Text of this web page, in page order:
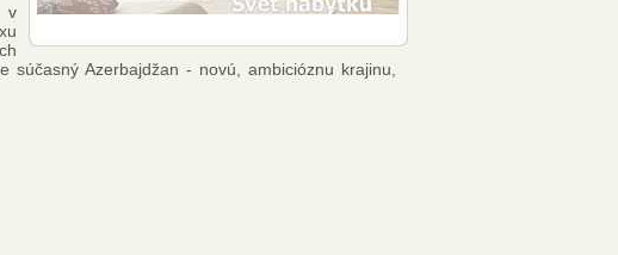
v
Azerbajdžan - novú, ambicióznu krajinu,